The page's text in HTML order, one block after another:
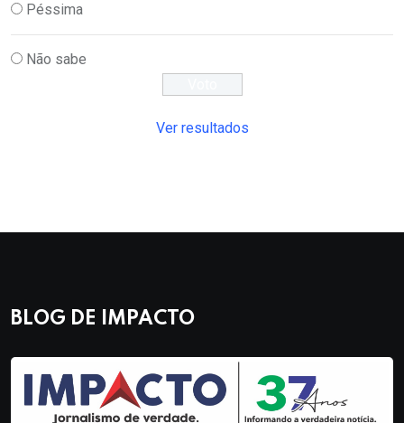
Péssima
Não sabe
Ver resultados
BLOG DE IMPACTO